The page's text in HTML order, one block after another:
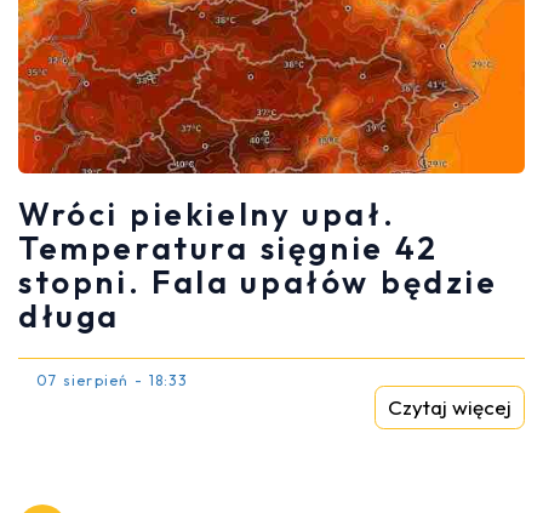
Wróci piekielny upał.
Temperatura sięgnie 42
stopni. Fala upałów będzie
długa
07 sierpień - 18:33
Czytaj więcej